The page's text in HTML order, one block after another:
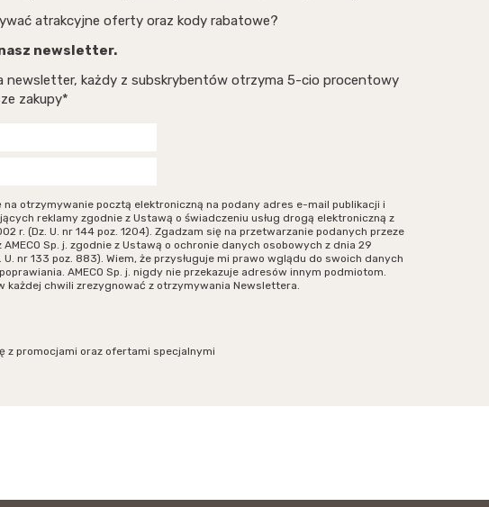
atrakcyjne oferty oraz kody rabatowe?
newsletter.
newsletter, każdy z subskrybentów otrzyma 5-cio procentowy
zakupy*
otrzymywanie pocztą elektroniczną na podany adres e-mail publikacji i
reklamy zgodnie z Ustawą o świadczeniu usług drogą elektroniczną z
r. (Dz. U. nr 144 poz. 1204). Zgadzam się na przetwarzanie podanych przeze
Sp. j. zgodnie z Ustawą o ochronie danych osobowych z dnia 29
U. nr 133 poz. 883). Wiem, że przysługuje mi prawo wglądu do swoich danych
AMECO Sp. j. nigdy nie przekazuje adresów innym podmiotom.
każdej chwili zrezygnować z otrzymywania Newslettera.
z promocjami oraz ofertami specjalnymi